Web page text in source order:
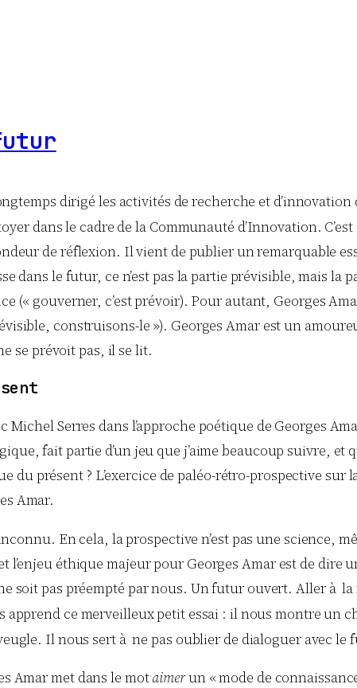
dirigé les activités de recherche et d’innovation
dans le cadre de la Communauté d’Innovation.
de réflexion. Il vient de publier un remarquable
dans le futur, ce n’est pas la partie prévisible, mais
(« gouverner, c’est prévoir). Pour autant, Georges
construisons-le »). Georges Amar est un
se prévoit pas, il se lit.
Michel Serres dans l’approche poétique de Georges
fait partie d’un jeu que j’aime beaucoup suivre,
du présent ? L’exercice de paléo-rétro-prospective
Amar.
En cela, la prospective n’est pas une science,
l’enjeu éthique majeur pour Georges Amar est de dire
soit pas préempté par nous. Un futur ouvert. Aller à
apprend ce merveilleux petit essai : il nous montre un
Il nous sert à ne pas oublier de dialoguer avec
Amar met dans le motaimerun « mode de